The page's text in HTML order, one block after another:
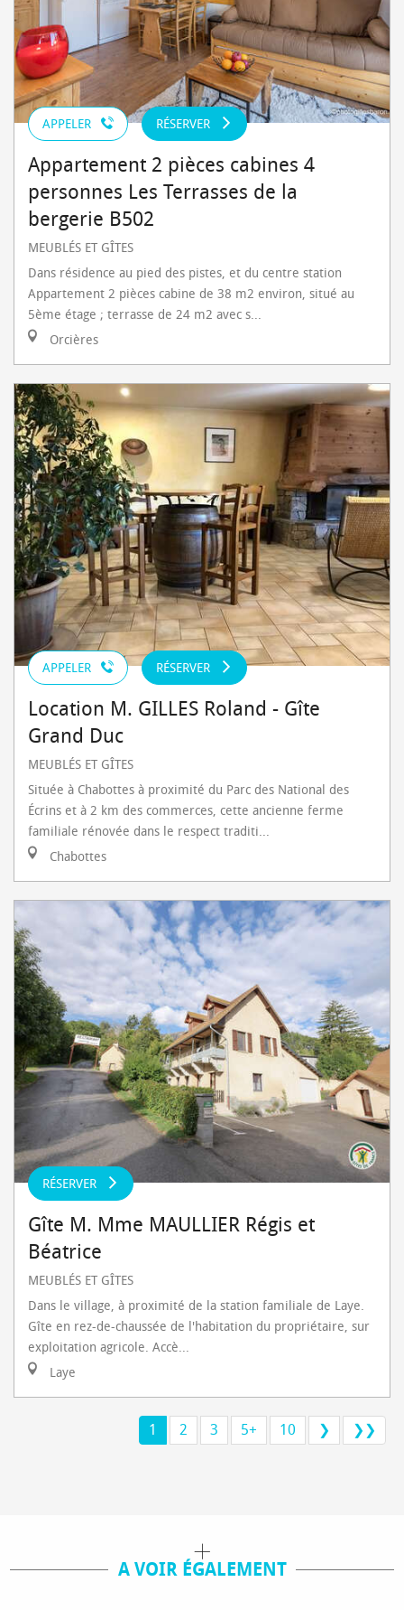
APPELER RÉSERVER
Appartement 2 pièces cabines 4
personnes Les Terrasses de la
bergerie B502
MEUBLÉS ET GÎTES
Dans résidence au pied des pistes, et du centre station
Appartement 2 pièces cabine de 38 m2 environ, situé au
5ème étage ; terrasse de 24 m2 avec s...
Orcières
APPELER RÉSERVER
Location M. GILLES Roland - Gîte
Grand Duc
MEUBLÉS ET GÎTES
Située à Chabottes à proximité du Parc des National des
Écrins et à 2 km des commerces, cette ancienne ferme
familiale rénovée dans le respect traditi...
Chabottes
RÉSERVER
Gîte M. Mme MAULLIER Régis et
Béatrice
MEUBLÉS ET GÎTES
Dans le village, à proximité de la station familiale de Laye.
Gîte en rez-de-chaussée de l'habitation du propriétaire, sur
exploitation agricole. Accè...
Laye
1 2 3 5+ 10 ❯ ❯❯
A VOIR ÉGALEMENT